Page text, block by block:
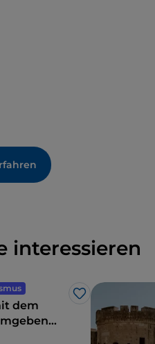
interessieren
Like
dem